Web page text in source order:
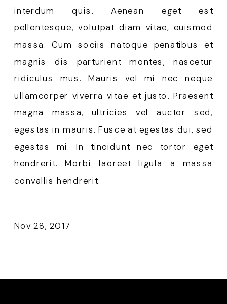
interdum quis. Aenean eget est
pellentesque, volutpat diam vitae, euismod
massa. Cum sociis natoque penatibus et
magnis dis parturient montes, nascetur
ridiculus mus. Mauris vel mi nec neque
ullamcorper viverra vitae et justo. Praesent
magna massa, ultricies vel auctor sed,
egestas in mauris. Fusce at egestas dui, sed
egestas mi. In tincidunt nec tortor eget
hendrerit. Morbi laoreet ligula a massa
convallis hendrerit.
Nov 28, 2017